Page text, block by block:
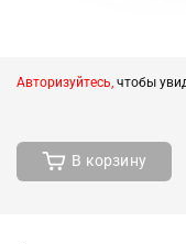
Авторизуйтесь, чтобы
В корзину